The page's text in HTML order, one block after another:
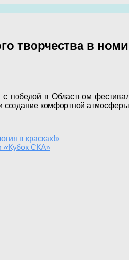
творчества в
в Областном
комфортной атмосферы
в красках!»
«Кубок СКА»